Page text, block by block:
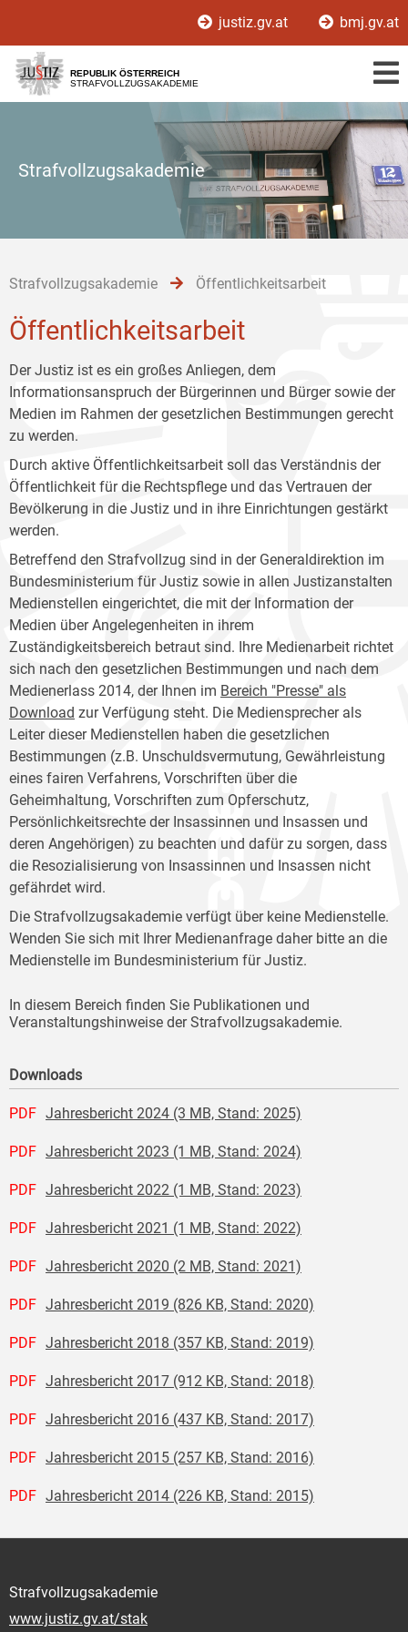
[1]
[2]
[3]
justiz.gv.at bmj.gv.at
REPUBLIK ÖSTERREICH
STRAFVOLLZUGSAKADEMIE
Strafvollzugsakademie
Strafvollzugsakademie Öffentlichkeitsarbeit
Öffentlichkeitsarbeit
Der Justiz ist es ein großes Anliegen, dem
Informationsanspruch der Bürgerinnen und Bürger sowie der
Medien im Rahmen der gesetzlichen Bestimmungen gerecht
zu werden.
Durch aktive Öffentlichkeitsarbeit soll das Verständnis der
Öffentlichkeit für die Rechtspflege und das Vertrauen der
Bevölkerung in die Justiz und in ihre Einrichtungen gestärkt
werden.
Betreffend den Strafvollzug sind in der Generaldirektion im
Bundesministerium für Justiz sowie in allen Justizanstalten
Medienstellen eingerichtet, die mit der Information der
Medien über Angelegenheiten in ihrem
Zuständigkeitsbereich betraut sind. Ihre Medienarbeit richtet
sich nach den gesetzlichen Bestimmungen und nach dem
Medienerlass 2014, der Ihnen im Bereich "Presse" als
Download zur Verfügung steht. Die Mediensprecher als
Leiter dieser Medienstellen haben die gesetzlichen
Bestimmungen (z.B. Unschuldsvermutung, Gewährleistung
eines fairen Verfahrens, Vorschriften über die
Geheimhaltung, Vorschriften zum Opferschutz,
Persönlichkeitsrechte der Insassinnen und Insassen und
deren Angehörigen) zu beachten und dafür zu sorgen, dass
die Resozialisierung von Insassinnen und Insassen nicht
gefährdet wird.
Die Strafvollzugsakademie verfügt über keine Medienstelle.
Wenden Sie sich mit Ihrer Medienanfrage daher bitte an die
Medienstelle im Bundesministerium für Justiz.
In diesem Bereich finden Sie Publikationen und
Veranstaltungshinweise der Strafvollzugsakademie.
Downloads
PDF Jahresbericht 2024 (3 MB, Stand: 2025)
PDF Jahresbericht 2023 (1 MB, Stand: 2024)
PDF Jahresbericht 2022 (1 MB, Stand: 2023)
PDF Jahresbericht 2021 (1 MB, Stand: 2022)
PDF Jahresbericht 2020 (2 MB, Stand: 2021)
PDF Jahresbericht 2019 (826 KB, Stand: 2020)
PDF Jahresbericht 2018 (357 KB, Stand: 2019)
PDF Jahresbericht 2017 (912 KB, Stand: 2018)
PDF Jahresbericht 2016 (437 KB, Stand: 2017)
PDF Jahresbericht 2015 (257 KB, Stand: 2016)
PDF Jahresbericht 2014 (226 KB, Stand: 2015)
Strafvollzugsakademie
www.justiz.gv.at/stak